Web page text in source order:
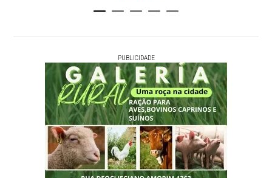
PUBLICIDADE